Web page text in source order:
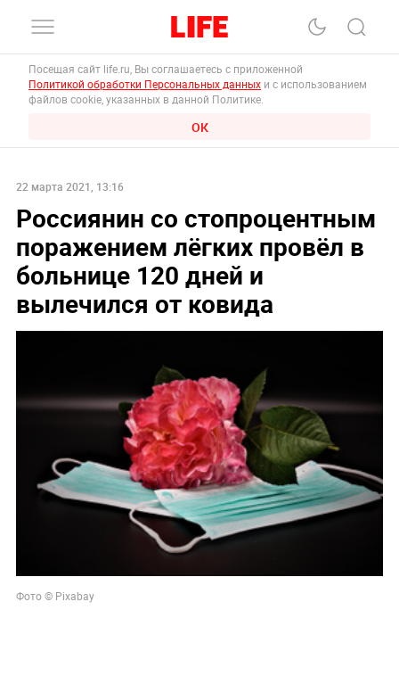
Посещая сайт life.ru, Вы соглашаетесь с приложенной
Политикой обработки Персональных данных и с использованием
файлов cookie, указанных в данной Политике.
ОК
22 марта 2021, 13:16
Россиянин со стопроцентным
поражением лёгких провёл в
больнице 120 дней и
вылечился от ковида
Фото © Pixabay